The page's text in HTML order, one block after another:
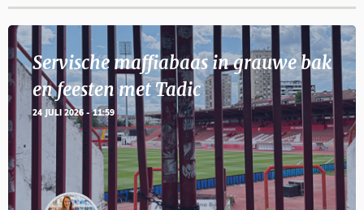
Servische maffiabaas in grauwe bak
en feesten met Tadic
24 JULI 2026 - 11:59